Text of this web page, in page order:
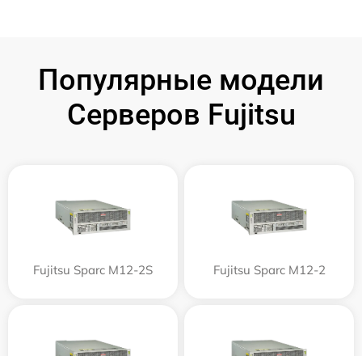
Популярные модели
Серверов Fujitsu
Fujitsu Sparc M12-2S Fujitsu Sparc M12-2